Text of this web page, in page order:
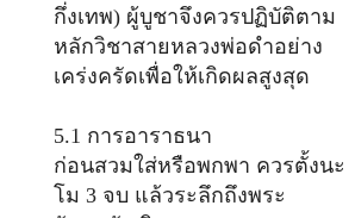
กึ่งเทพ) ผู้บูชาจึงควรปฏิบัติตาม
หลักวิชาสายหลวงพ่อดำอย่าง
เคร่งครัดเพื่อให้เกิดผลสูงสุด
5.1 การอาราธนา
ก่อนสวมใส่หรือพกพา ควรตั้งนะ
โม 3 จบ แล้วระลึกถึงพระ